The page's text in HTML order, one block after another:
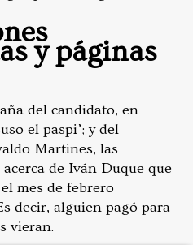
y páginas
del candidato, en
el paspi’; y del
Martines, las
de Iván Duque que
mes de febrero
decir, alguien pagó para
vieran.